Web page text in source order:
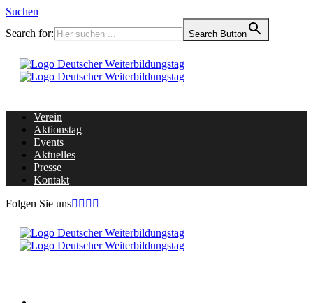
Suchen
Search for:
Search Button
Verein
Aktionstag
Events
Aktuelles
Presse
Kontakt
Folgen Sie uns